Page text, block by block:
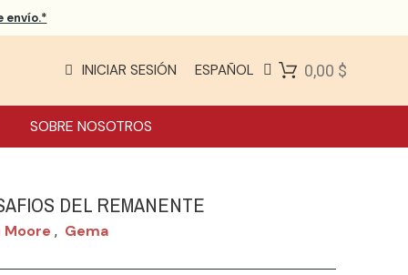
envío.*
INICIAR SESIÓN ESPAÑOL 0,00 $
SOBRE NOSOTROS
DEL REMANENTE
Moore , Gema